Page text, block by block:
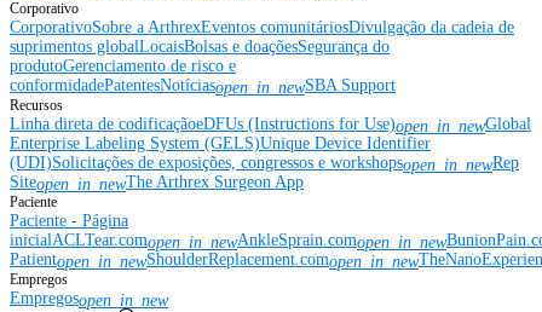
Corporativo
CorporativoSobre a ArthrexEventos comunitáriosDivulgação da cadeia de
suprimentos globalLocaisBolsas e doaçõesSegurança do
produtoGerenciamento de risco e
conformidadePatentesNotíciasopen_in_newSBA Support
Recursos
Linha direta de codificaçãoeDFUs (Instructions for Use)open_in_newGlobal
Enterprise Labeling System (GELS)Unique Device Identifier
(UDI)Solicitações de exposições, congressos e workshopsopen_in_newRep
Siteopen_in_newThe Arthrex Surgeon App
Paciente
Paciente - Página
inicialACLTear.comopen_in_newAnkleSprain.comopen_in_new
Patientopen_in_newShoulderReplacement.comopen_in_new
Empregos
Empregosopen_in_new